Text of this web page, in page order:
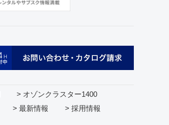
> オゾンクラスター1400
> 最新情報 > 採用情報